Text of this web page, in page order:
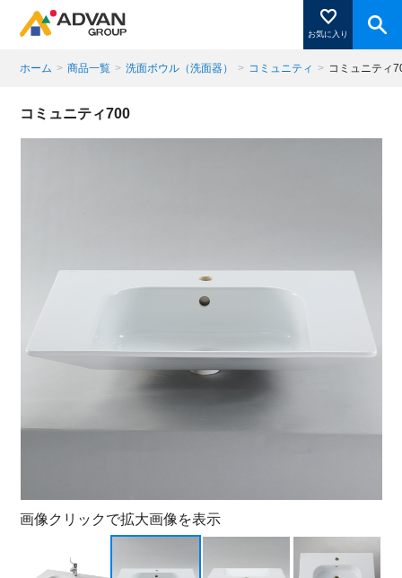
お気に入り
商品ページにある「お気に入り登録」を押すと登録した
商品がここに表示されます。
ホーム > 商品一覧 > 洗面ボウル（洗面器） > コミュニティ > コミュニティ
コミュニティ700
画像クリックで拡大画像を表示